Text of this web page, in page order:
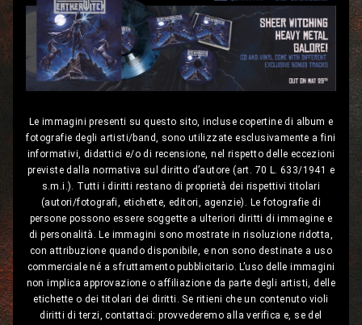
Le immagini presenti su questo sito, incluse copertine di album e
fotografie degli artisti/band, sono utilizzate esclusivamente a fini
informativi, didattici e/o di recensione, nel rispetto delle eccezioni
previste dalla normativa sul diritto d’autore (art. 70 L. 633/1941 e
s.m.i.). Tutti i diritti restano di proprietà dei rispettivi titolari
(autori/fotografi, etichette, editori, agenzie). Le fotografie di
persone possono essere soggette a ulteriori diritti di immagine e
di personalità. Le immagini sono mostrate in risoluzione ridotta,
con attribuzione quando disponibile, e non sono destinate a uso
commerciale né a sfruttamento pubblicitario. L’uso delle immagini
non implica approvazione o affiliazione da parte degli artisti, delle
etichette o dei titolari dei diritti. Se ritieni che un contenuto violi
diritti di terzi, contattaci: provvederemo alla verifica e, se del